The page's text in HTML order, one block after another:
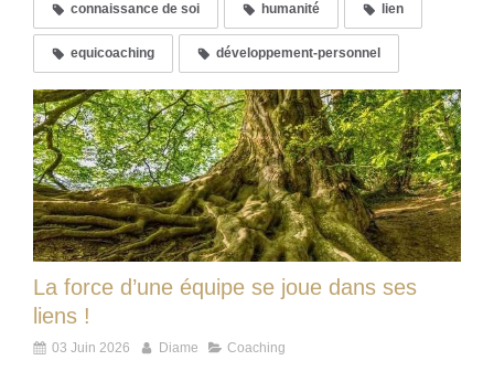
connaissance de soi humanité lien
equicoaching développement-personnel
La force d’une équipe se joue dans ses
liens !
03 Juin 2026 Diame Coaching